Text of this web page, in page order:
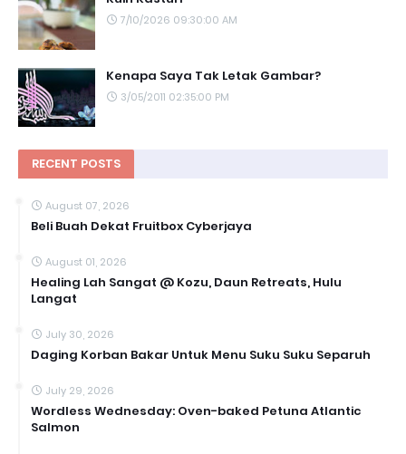
7/10/2026 09:30:00 AM
Kenapa Saya Tak Letak Gambar?
3/05/2011 02:35:00 PM
RECENT POSTS
August 07, 2026
Beli Buah Dekat Fruitbox Cyberjaya
August 01, 2026
Healing Lah Sangat @ Kozu, Daun Retreats, Hulu
Langat
July 30, 2026
Daging Korban Bakar Untuk Menu Suku Suku Separuh
July 29, 2026
Wordless Wednesday: Oven-baked Petuna Atlantic
Salmon